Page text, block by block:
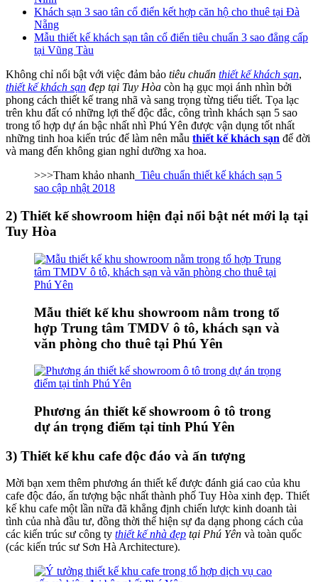
Khách sạn 3 sao tân cổ điển kết hợp căn hộ cho thuê tại Đà
Nẵng
Mẫu thiết kế khách sạn tân cổ điển tiêu chuẩn 3 sao đẳng cấp
tại Vũng Tàu
Không chỉ nổi bật với việc đảm bảo tiêu chuẩn thiết kế khách sạn,
thiết kế khách sạn đẹp tại Tuy Hòa còn hạ gục mọi ánh nhìn bởi
phong cách thiết kế trang nhã và sang trọng từng tiểu tiết. Tọa lạc
trên khu đất có những lợi thế độc đắc, công trình khách sạn 5 sao
trong tổ hợp dự án bậc nhất nhì Phú Yên được vận dụng tốt nhất
những tinh hoa kiến trúc để làm nên mẫu thiết kế khách sạn để đời
và mang đến không gian nghỉ dưỡng xa hoa.
>>>Tham khảo nhanh Tiêu chuẩn thiết kế khách sạn 5
sao cập nhật 2018
2) Thiết kế showroom hiện đại nổi bật nét mới lạ tại
Tuy Hòa
Mẫu thiết kế khu showroom nằm trong tổ
hợp Trung tâm TMDV ô tô, khách sạn và
văn phòng cho thuê tại Phú Yên
Phương án thiết kế showroom ô tô trong
dự án trọng điểm tại tỉnh Phú Yên
3) Thiết kế khu cafe độc đáo và ấn tượng
Mời bạn xem thêm phương án thiết kế được đánh giá cao của khu
cafe độc đáo, ấn tượng bậc nhất thành phố Tuy Hòa xinh đẹp. Thiết
kế khu cafe một lần nữa đã khẳng định chiến lược kinh doanh tài
tình của nhà đầu tư, đồng thời thể hiện sự đa dạng phong cách của
các kiến trúc sư công ty thiết kế nhà đẹp tại Phú Yên và toàn quốc
(các kiến trúc sư Sơn Hà Architecture).